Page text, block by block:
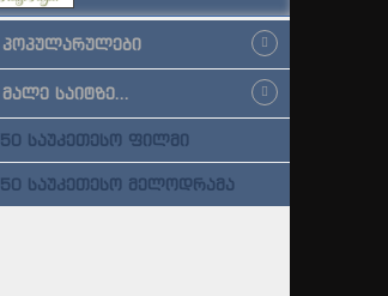
ᲞᲝᲞᲣᲚᲐᲠᲣᲚᲔᲑᲘ
ᲛᲐᲚᲔ ᲡᲐᲘᲢᲖᲔ...
50 ᲡᲐᲣᲙᲔᲗᲔᲡᲝ ᲤᲘᲚᲛᲘ
50 ᲡᲐᲣᲙᲔᲗᲔᲡᲝ ᲛᲔᲚᲝᲓᲠᲐᲛᲐ